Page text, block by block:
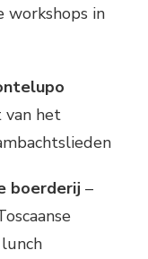
workshops in
van het
boerderij –